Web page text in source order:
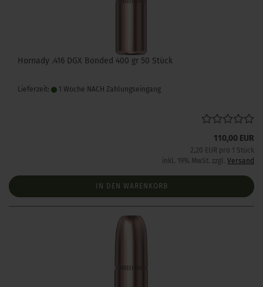
Hornady .416 DGX Bonded 400 gr 50 Stück
Lieferzeit: 1 Woche NACH Zahlungseingang
110,00 EUR
2,20 EUR pro 1 Stück
inkl. 19% MwSt. zzgl. Versand
IN DEN WARENKORB